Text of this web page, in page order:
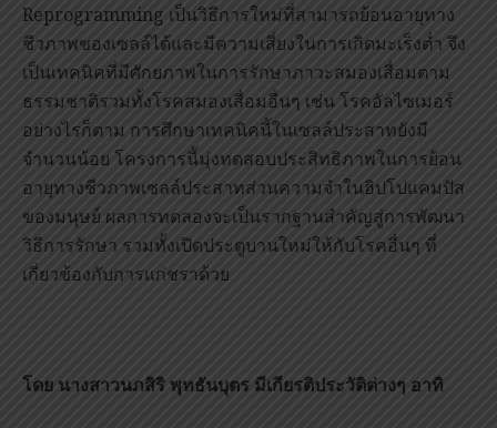
Reprogramming เป็นวิธีการใหม่ที่สามารถย้อนอายุทาง
ชีวภาพของเซลล์ได้และมีความเสี่ยงในการเกิดมะเร็งต่ำ จึง
เป็นเทคนิคที่มีศักยภาพในการรักษาภาวะสมองเสื่อมตาม
ธรรมชาติรวมทั้งโรคสมองเสื่อมอื่นๆ เช่น โรคอัลไซเมอร์
อย่างไรก็ตาม การศึกษาเทคนิคนี้ในเซลล์ประสาทยังมี
จำนวนน้อย โครงการนี้มุ่งทดสอบประสิทธิภาพในการย้อน
อายุทางชีวภาพเซลล์ประสาทส่วนความจำในฮิปโปแคมปัส
ของมนุษย์ ผลการทดลองจะเป็นรากฐานสำคัญสู่การพัฒนา
วิธีการรักษา รวมทั้งเปิดประตูบานใหม่ให้กับโรคอื่นๆ ที่
เกี่ยวข้องกับการแก่ชราด้วย
โดย นางสาวนภสิริ พุทธันบุตร มีเกียรติประวัติต่างๆ อาทิ